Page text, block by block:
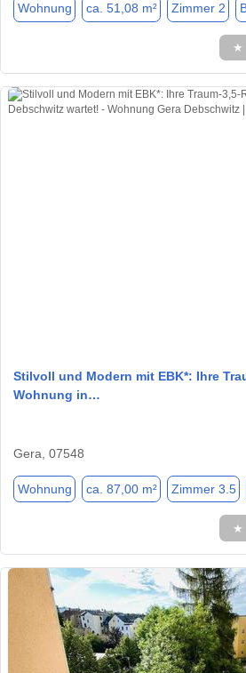
Wohnung ca. 51,08 m² Zimmer 2
★
Stilvoll und Modern mit EBK*: Ihre
Wohnung in…
Gera, 07548
Wohnung ca. 87,00 m² Zimmer 3.5
★